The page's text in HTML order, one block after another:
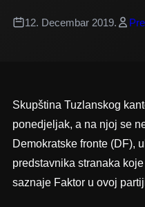
12. Decembar 2019.
Skupština Tuzlanskog
ponedjeljak, a na njoj se
Demokratske fronte (DF),
predstavnika stranaka
saznaje Faktor u ovoj